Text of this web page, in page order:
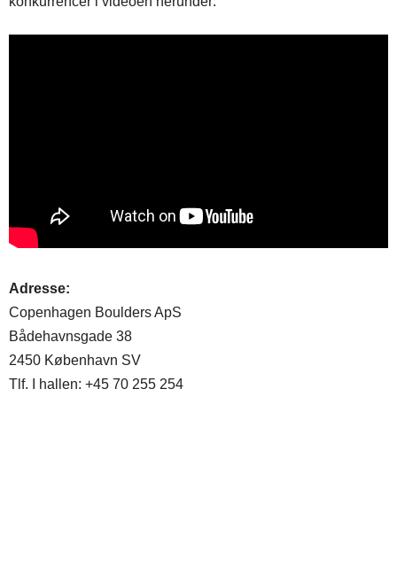
Adresse:
Copenhagen Boulders ApS
Bådehavnsgade 38
2450 København SV
Tlf. I hallen: +45 70 255 254